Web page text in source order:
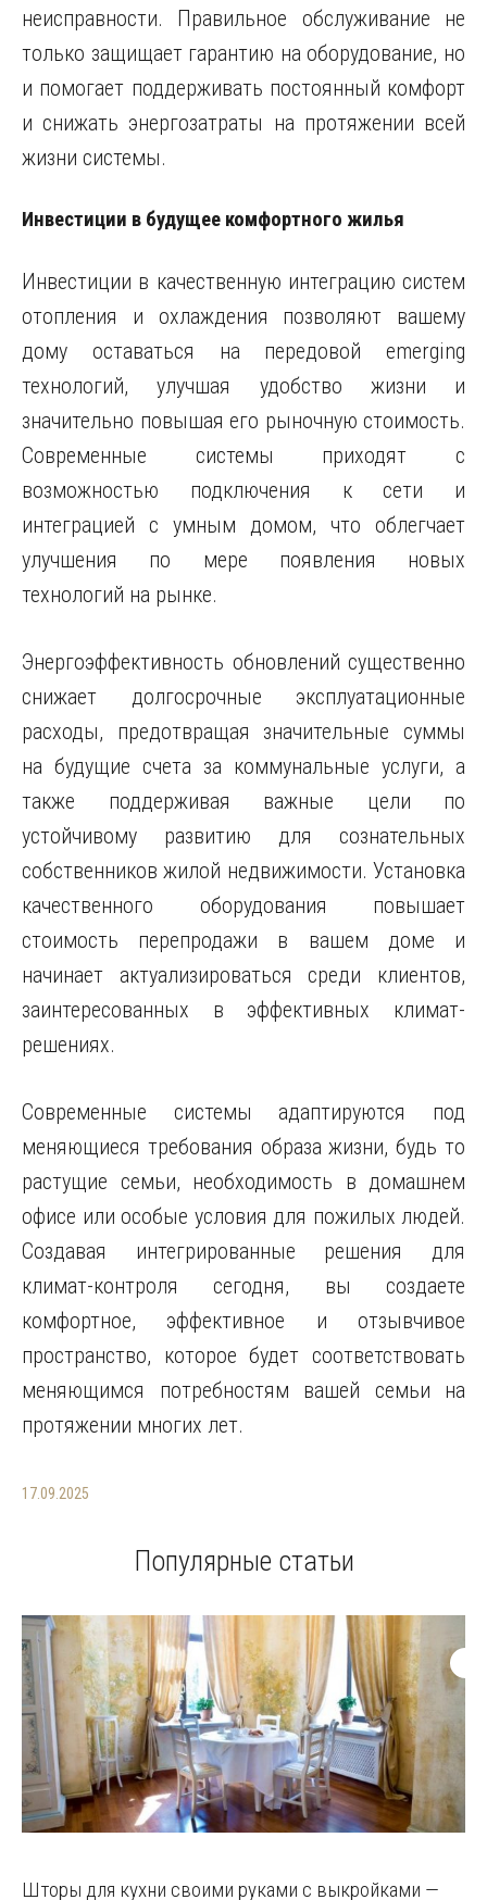
неисправности. Правильное обслуживание не
только защищает гарантию на оборудование, но
и помогает поддерживать постоянный комфорт
и снижать энергозатраты на протяжении всей
жизни системы.
Инвестиции в будущее комфортного жилья
Инвестиции в качественную интеграцию систем
отопления и охлаждения позволяют вашему
дому оставаться на передовой emerging
технологий, улучшая удобство жизни и
значительно повышая его рыночную стоимость.
Современные системы приходят с
возможностью подключения к сети и
интеграцией с умным домом, что облегчает
улучшения по мере появления новых
технологий на рынке.
Энергоэффективность обновлений существенно
снижает долгосрочные эксплуатационные
расходы, предотвращая значительные суммы
на будущие счета за коммунальные услуги, а
также поддерживая важные цели по
устойчивому развитию для сознательных
собственников жилой недвижимости. Установка
качественного оборудования повышает
стоимость перепродажи в вашем доме и
начинает актуализироваться среди клиентов,
заинтересованных в эффективных климат-
решениях.
Современные системы адаптируются под
меняющиеся требования образа жизни, будь то
растущие семьи, необходимость в домашнем
офисе или особые условия для пожилых людей.
Создавая интегрированные решения для
климат-контроля сегодня, вы создаете
комфортное, эффективное и отзывчивое
пространство, которое будет соответствовать
меняющимся потребностям вашей семьи на
протяжении многих лет.
17.09.2025
Популярные статьи
Шторы для кухни своими руками с выкройками —